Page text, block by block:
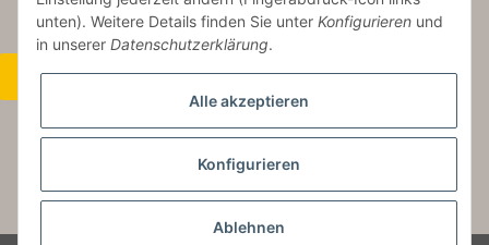
Widerrufsbutton
* Alle Preise inkl. gesetzlicher USt., zzgl.Versand
unten). Weitere Details finden Sie unter Konfigurieren und
in unserer Datenschutzerklärung.
Alle akzeptieren
Konfigurieren
Ablehnen